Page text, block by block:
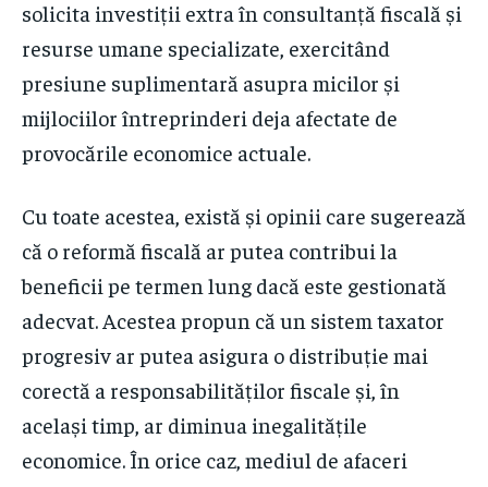
solicita investiții extra în consultanță fiscală și
resurse umane specializate, exercitând
presiune suplimentară asupra micilor și
mijlociilor întreprinderi deja afectate de
provocările economice actuale.
Cu toate acestea, există și opinii care sugerează
că o reformă fiscală ar putea contribui la
beneficii pe termen lung dacă este gestionată
adecvat. Acestea propun că un sistem taxator
progresiv ar putea asigura o distribuție mai
corectă a responsabilităților fiscale și, în
același timp, ar diminua inegalitățile
economice. În orice caz, mediul de afaceri